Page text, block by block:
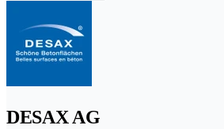
DESAX AG